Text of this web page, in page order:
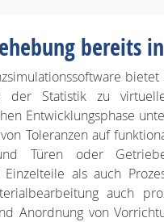
der Statistik zu
Entwicklungsphase
Toleranzen auf
Türen oder
Einzelteile als auch
auch
Anordnung von